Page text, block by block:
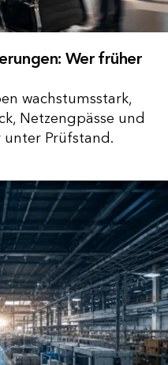
Wer früher
wachstumsstark,
Netzengpässe und
unter Prüfstand.